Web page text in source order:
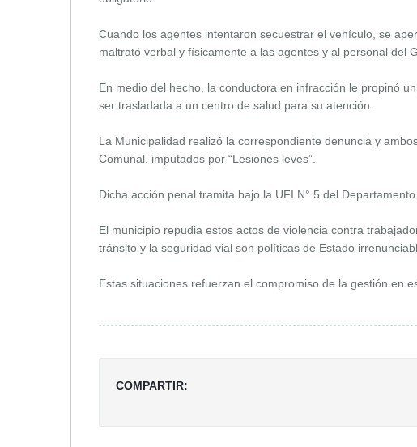
Cuando los agentes intentaron secuestrar el vehículo, se
maltrató verbal y físicamente a las agentes y al personal del
En medio del hecho, la conductora en infracción le propinó
ser trasladada a un centro de salud para su atención.
La Municipalidad realizó la correspondiente denuncia y
Comunal, imputados por “Lesiones leves”.
Dicha acción penal tramita bajo la UFI N° 5 del
El municipio repudia estos actos de violencia contra
tránsito y la seguridad vial son políticas de Estado
Estas situaciones refuerzan el compromiso de la gestión en
COMPARTIR: